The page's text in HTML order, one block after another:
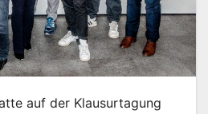
auf der Klausurtagung